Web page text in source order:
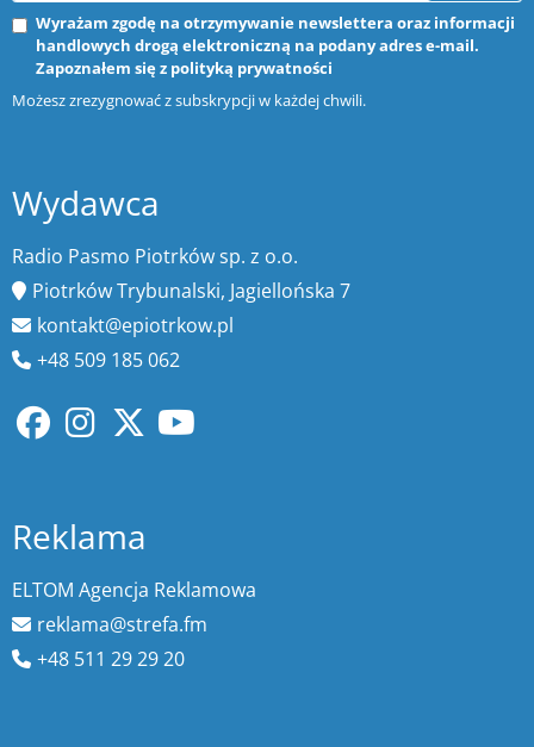
Wyrażam zgodę na otrzymywanie newslettera oraz informacji
handlowych drogą elektroniczną na podany adres e-mail.
Zapoznałem się z polityką prywatności
Możesz zrezygnować z subskrypcji w każdej chwili.
Wydawca
Radio Pasmo Piotrków sp. z o.o.
Piotrków Trybunalski, Jagiellońska 7
kontakt@epiotrkow.pl
+48 509 185 062
Reklama
ELTOM Agencja Reklamowa
reklama@strefa.fm
+48 511 29 29 20